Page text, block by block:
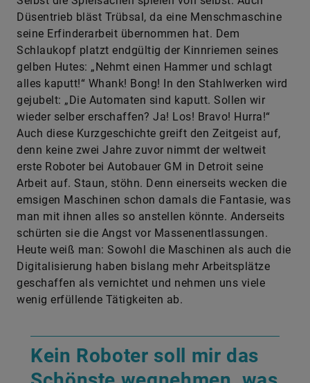
Düsentrieb bläst Trübsal, da eine Menschmaschine
seine Erfinderarbeit übernommen hat. Dem
Schlaukopf platzt endgültig der Kinnriemen seines
gelben Hutes: „Nehmt einen Hammer und schlagt
alles kaputt!“ Whank! Bong! In den Stahlwerken wird
gejubelt: „Die Automaten sind kaputt. Sollen wir
wieder selber erschaffen? Ja! Los! Bravo! Hurra!“
Auch diese Kurzgeschichte greift den Zeitgeist auf,
denn keine zwei Jahre zuvor nimmt der weltweit
erste Roboter bei Autobauer GM in Detroit seine
Arbeit auf. Staun, stöhn. Denn einerseits wecken die
emsigen Maschinen schon damals die Fantasie, was
man mit ihnen alles so anstellen könnte. Anderseits
schürten sie die Angst vor Massenentlassungen.
Heute weiß man: Sowohl die Maschinen als auch die
Digitalisierung haben bislang mehr Arbeitsplätze
geschaffen als vernichtet und nehmen uns viele
wenig erfüllende Tätigkeiten ab.
Kein Roboter soll mir das